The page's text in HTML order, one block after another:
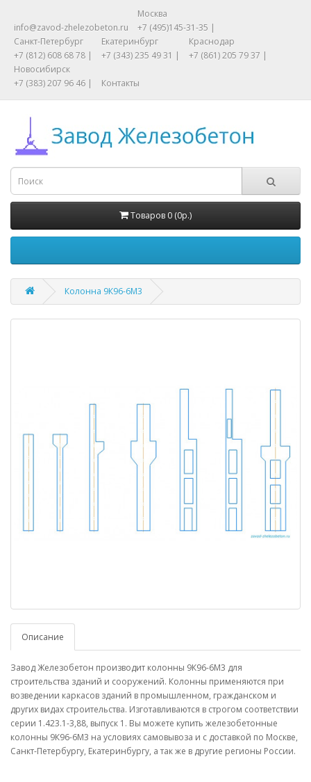
info@zavod-zhelezobeton.ru
Москва
+7 (495)145-31-35 |
Санкт-Петербург
+7 (812) 608 68 78 |
Екатеринбург
+7 (343) 235 49 31 |
Краснодар
+7 (861) 205 79 37 |
Новосибирск
+7 (383) 207 96 46 |
Контакты
Товаров 0 (0р.)
Колонна 9К96-6М3
Описание
Завод Железобетон производит колонны 9К96-6М3 для
строительства зданий и сооружений. Колонны применяются при
возведении каркасов зданий в промышленном, гражданском и
других видах строительства. Изготавливаются в строгом соответствии
серии 1.423.1-3,88, выпуск 1. Вы можете купить железобетонные
колонны 9К96-6М3 на условиях самовывоза и с доставкой по Москве,
Санкт-Петербургу, Екатеринбургу, а так же в другие регионы России.